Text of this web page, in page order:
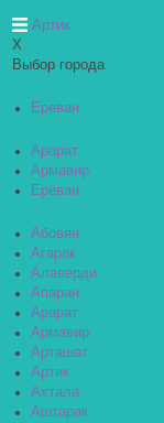
Артик
X
Выбор города
Ереван
Арарат
Армавир
Ереван
Абовян
Агарак
Алаверди
Апаран
Арарат
Армавир
Арташат
Артик
Ахтала
Аштарак